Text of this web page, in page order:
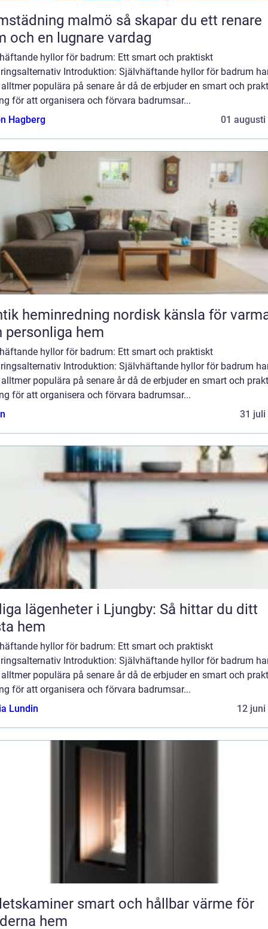
malmö så skapar du ett renare
och en lugnare vardag
hyllor för badrum: Ett smart och praktiskt
Introduktion: Självhäftande hyllor för badrum
populära på senare år då de erbjuder en smart och
för att organisera och förvara badrumsar...
Hagberg
01 augusti
nordisk känsla för varma
personliga hem
hyllor för badrum: Ett smart och praktiskt
Introduktion: Självhäftande hyllor för badrum
populära på senare år då de erbjuder en smart och
för att organisera och förvara badrumsar...
31 juli
lägenheter i Ljungby: Så hittar du ditt
hem
hyllor för badrum: Ett smart och praktiskt
Introduktion: Självhäftande hyllor för badrum
populära på senare år då de erbjuder en smart och
för att organisera och förvara badrumsar...
Lundin
12 juni
smart och hållbar värme för
hem